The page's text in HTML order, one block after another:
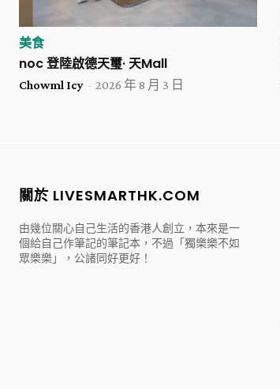
美食
noc 登陸啟德天璽· 天Mall
Chowml Icy - 2026 年 8 月 3 日
關於 LIVESMARTHK.COM
由幾位關心自己生活的香港人創立，本來是一
個給自己作筆記的筆記本，不過「獨樂樂不如
眾樂樂」，公諸同好更好！